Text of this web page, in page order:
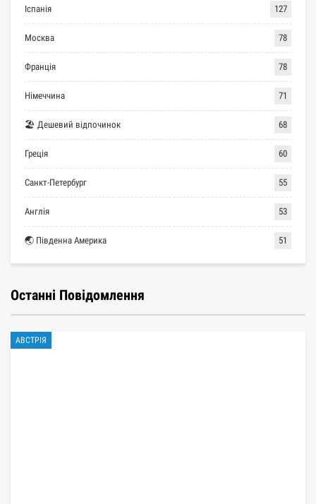
Іспанія 127
Москва 78
Франція 78
Німеччина 71
🏖 Дешевий відпочинок 68
Греція 60
Санкт-Петербург 55
Англія 53
🌏 Південна Америка 51
Останні Повідомлення
АВСТРІЯ